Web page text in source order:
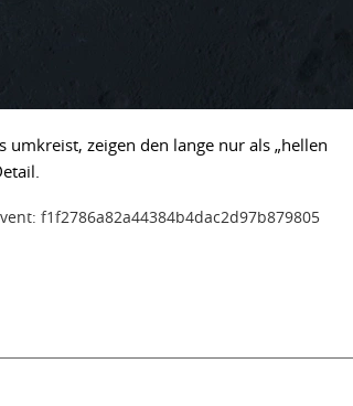
zeigen den lange nur als „hellen
f1f2786a82a44384b4dac2d97b879805